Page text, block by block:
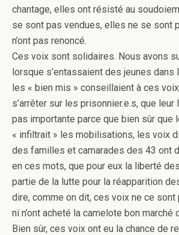
chantage, elles ont résisté au
se sont pas vendues, elles ne se sont
n’ont pas renoncé.
Ces voix sont solidaires. Nous avons
lorsque s’entassaient des jeunes dans
les « bien mis » conseillaient à ces
s’arrêter sur les prisonnier.e.s, que leur
pas importante parce que bien sûr que
« infiltrait » les mobilisations, les voix
des familles et camarades des 43 ont
en ces mots, que pour eux la liberté
partie de la lutte pour la réapparition
dire, comme on dit, ces voix ne ce
ni n’ont acheté la camelote bon marché
Bien sûr, ces voix ont eu la chance de